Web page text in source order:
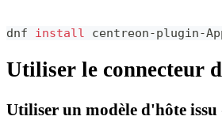
dnf install centreon-plugin-
Utiliser le connecteur
Utiliser un modèle d'hôte issu